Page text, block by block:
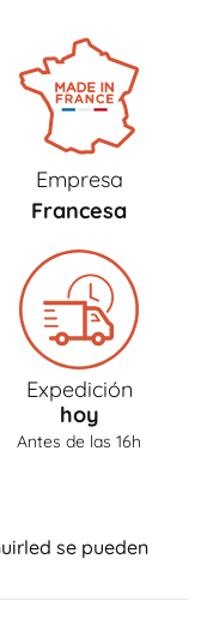
Empresa
Francesa
Expedición
hoy
Antes de las 16h
se pueden